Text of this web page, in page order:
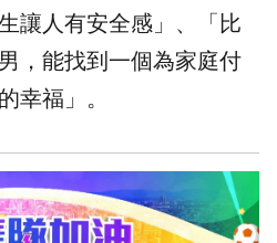
讓人有安全感」、「比
，能找到一個為家庭付
幸福」。